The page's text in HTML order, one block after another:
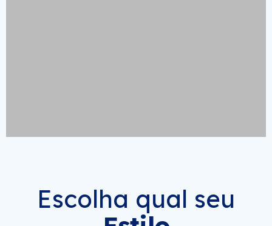
Escolha qual seu